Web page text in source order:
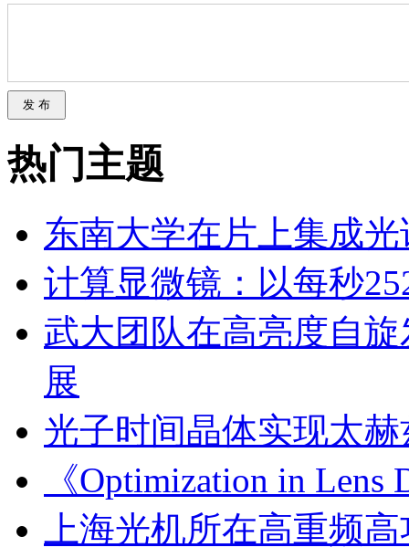
热门主题
东南大学在片上集成
计算显微镜：以每秒
武大团队在高亮度自
展
光子时间晶体实现太
《Optimization in Lens
上海光机所在高重频